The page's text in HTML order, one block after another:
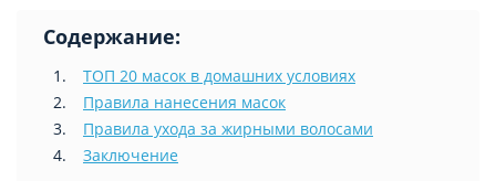
Содержание:
ТОП 20 масок в домашних условиях
Правила нанесения масок
Правила ухода за жирными волосами
Заключение